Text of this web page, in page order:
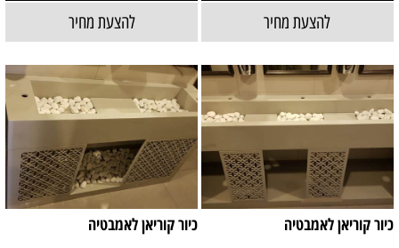
להצעת מחיר
להצעת מחיר
כיור קוריאן לאמבטיה כיור קוריאן לאמבטיה